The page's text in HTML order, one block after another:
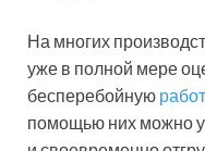
На многих
уже в полной мере
бесперебойную
помощью них можно